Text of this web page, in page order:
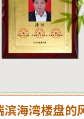
海湾楼盘的